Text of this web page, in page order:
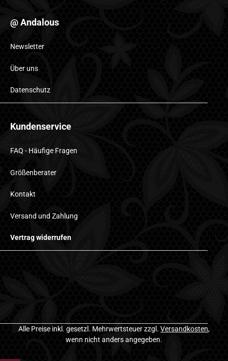
@ Andalous
Newsletter
Über uns
Datenschutz
Kundenservice
FAQ - Häufige Fragen
Größenberater
Kontakt
Versand und Zahlung
Vertrag widerrufen
Alle Preise inkl. gesetzl. Mehrwertsteuer zzgl. Versandkosten,
wenn nicht anders angegeben.